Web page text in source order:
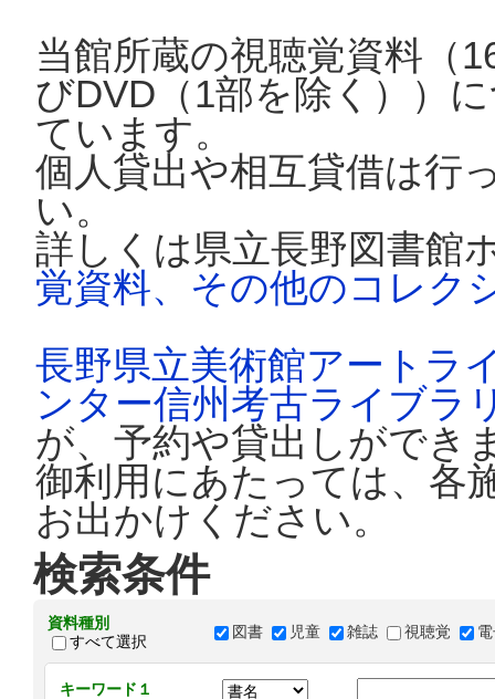
当館所蔵の視聴覚資料（
びDVD（1部を除く））
ています。
個人貸出や相互貸借は行
い。
詳しくは県立長野図書館
覚資料、その他のコレク
長野県立美術館アートラ
ンター信州考古ライブラ
が、予約や貸出しができ
御利用にあたっては、各
お出かけください。
検索条件
資料種別
すべて選択
図書 児童 雑誌 視聴覚
キーワード１